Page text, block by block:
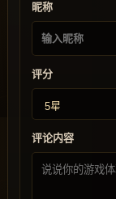
昵称
评分
评论内容